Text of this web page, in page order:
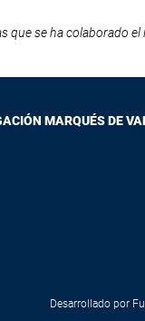
que se ha colaborado
MARQUÉS DE
Desarrollado por